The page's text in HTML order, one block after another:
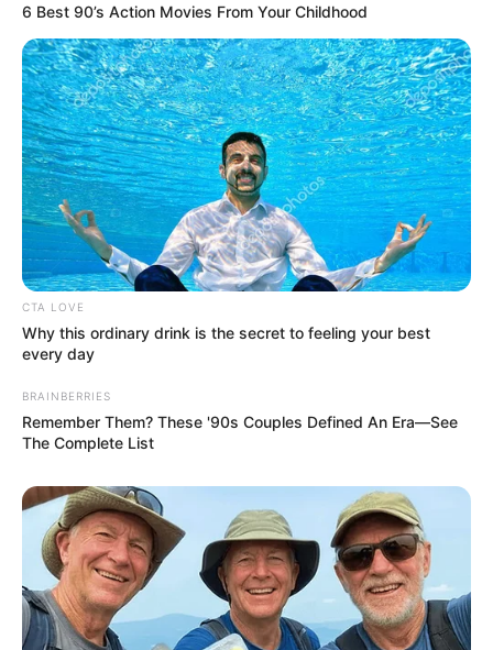
6 Best 90’s Action Movies From Your Childhood
CTA LOVE
Why this ordinary drink is the secret to feeling your best
every day
BRAINBERRIES
Remember Them? These '90s Couples Defined An Era—See
The Complete List